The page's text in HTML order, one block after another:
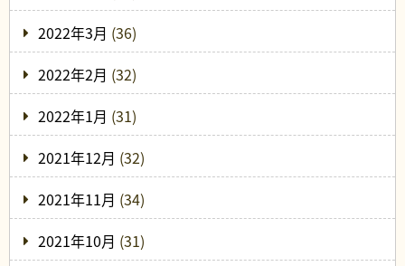
2022年3月 (36)
2022年2月 (32)
2022年1月 (31)
2021年12月 (32)
2021年11月 (34)
2021年10月 (31)